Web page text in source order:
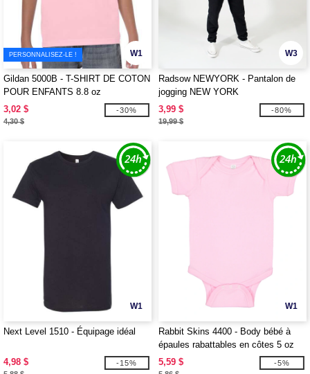
W1
PERSONNALISEZ-LE !
Gildan 5000B - T-SHIRT DE COTON
POUR ENFANTS 8.8 oz
3,02 $
4,30 $
-30%
W3
Radsow NEWYORK - Pantalon de
jogging NEW YORK
3,99 $
19,99 $
-80%
W1
Next Level 1510 - Équipage idéal
4,98 $ -15%
W1
Rabbit Skins 4400 - Body bébé à
épaules rabattables en côtes 5 oz
pour nourrisson
5,59 $ -5%